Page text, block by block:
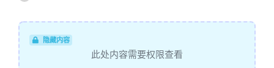
隐藏内容
此处内容需要权限查看